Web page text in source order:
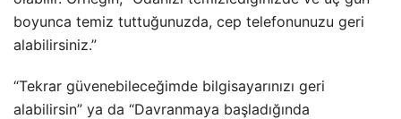
boyunca temiz tuttuğunuzda, cep telefonunuzu geri
alabilirsiniz.”
“Tekrar güvenebileceğimde bilgisayarınızı geri
alabilirsin” ya da “Davranmaya başladığında